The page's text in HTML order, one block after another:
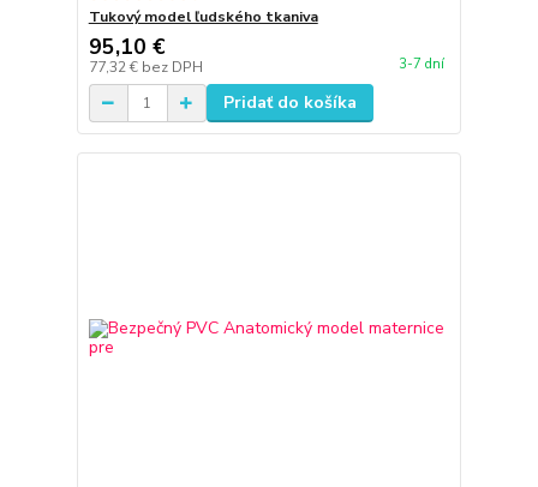
Tukový model ľudského tkaniva
95,10 €
77,32 € bez DPH 3-7 dní
Pridať do košíka